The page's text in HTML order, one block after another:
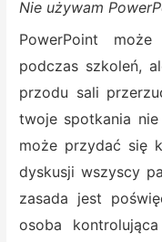
Nie używam
PowerPoint
podczas szkoleń,
przodu sali
twoje spotkania
może przydać się
dyskusji wszyscy
zasada jest
osoba